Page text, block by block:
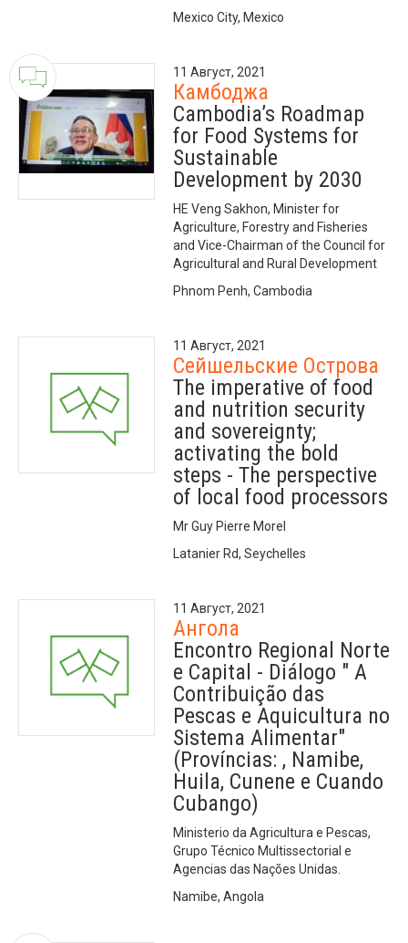
Mexico City, Mexico
11 Август, 2021
Камбоджа
Cambodia’s Roadmap
for Food Systems for
Sustainable
Development by 2030
HE Veng Sakhon, Minister for
Agriculture, Forestry and Fisheries
and Vice-Chairman of the Council for
Agricultural and Rural Development
Phnom Penh, Cambodia
11 Август, 2021
Сейшельские Острова
The imperative of food
and nutrition security
and sovereignty;
activating the bold
steps - The perspective
of local food processors
Mr Guy Pierre Morel
Latanier Rd, Seychelles
11 Август, 2021
Ангола
Encontro Regional Norte
e Capital - Diálogo " A
Contribuição das
Pescas e Aquicultura no
Sistema Alimentar"
(Províncias: , Namibe,
Huila, Cunene e Cuando
Cubango)
Ministerio da Agricultura e Pescas,
Grupo Técnico Multissectorial e
Agencias das Nações Unidas.
Namibe, Angola